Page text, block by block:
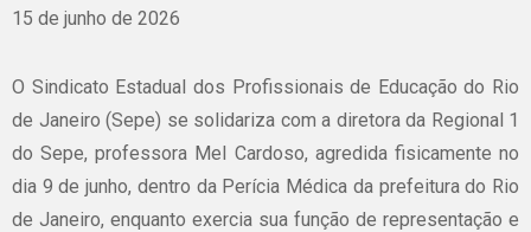
15 de junho de 2026
O Sindicato Estadual dos Profissionais de Educação do Rio
de Janeiro (Sepe) se solidariza com a diretora da Regional 1
do Sepe, professora Mel Cardoso, agredida fisicamente no
dia 9 de junho, dentro da Perícia Médica da prefeitura do Rio
de Janeiro, enquanto exercia sua função de representação e